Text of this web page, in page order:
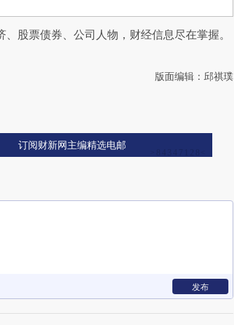
、股票债券、公司人物，财经信息尽在掌握。
版面编辑：邱祺璞
订阅财新网主编精选电邮
发布